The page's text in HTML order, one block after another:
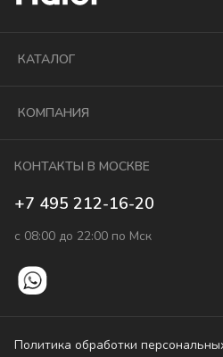
КАТАЛОГ
КОМПАНИЯ
КОНТАКТЫ В МОСКВЕ
+7 495 212-16-20
с 08:00 до 22:00 по Мск
Политика обработки